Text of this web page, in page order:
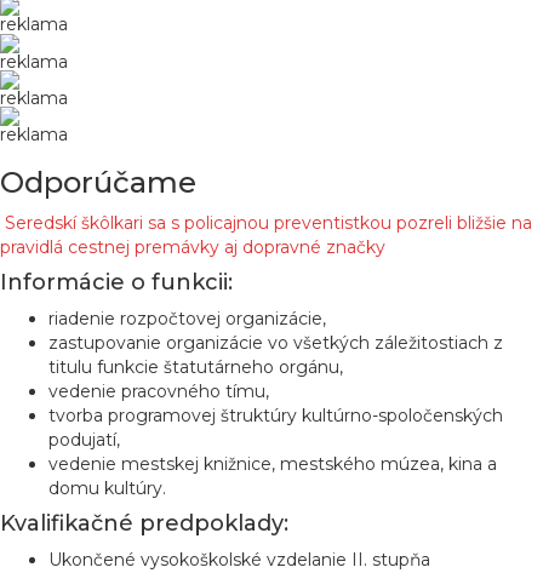
reklama
reklama
reklama
reklama
Odporúčame
Seredskí škôlkari sa s policajnou preventistkou pozreli bližšie na
pravidlá cestnej premávky aj dopravné značky
Informácie o funkcii:
riadenie rozpočtovej organizácie,
zastupovanie organizácie vo všetkých záležitostiach z
titulu funkcie štatutárneho orgánu,
vedenie pracovného tímu,
tvorba programovej štruktúry kultúrno-spoločenských
podujatí,
vedenie mestskej knižnice, mestského múzea, kina a
domu kultúry.
Kvalifikačné predpoklady:
Ukončené vysokoškolské vzdelanie II. stupňa